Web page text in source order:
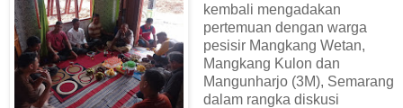
kembali mengadakan
pertemuan dengan warga
pesisir Mangkang Wetan,
Mangkang Kulon dan
Mangunharjo (3M), Semarang
dalam rangka diskusi